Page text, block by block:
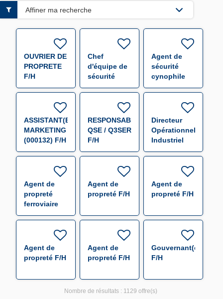
OUVRIER DE
PROPRETE
F/H
Chef
d'équipe de
sécurité
incendie
Agent de
sécurité
cynophile
(CYNO) F/H
ASSISTANT(E)
MARKETING
(000132) F/H
RESPONSABLE
QSE / Q3SER
F/H
Directeur
Opérationnel
Industriel
France (H/F)
Agent de
propreté
ferroviaire
F/H
Agent de
propreté F/H
Agent de
propreté F/H
Agent de
propreté F/H
Agent de
propreté F/H
Gouvernant(e)
F/H
Affiner ma recherche
Nombre de résultats : 1129 offre(s)